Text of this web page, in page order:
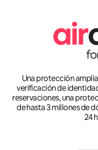
Una protección
verificación de
reservaciones, una
de hasta 3 millones de
24